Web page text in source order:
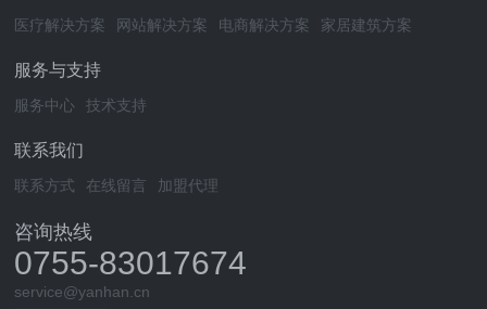
医疗解决方案 网站解决方案 电商解决方案 家居建筑方案
服务与支持
服务中心 技术支持
联系我们
联系方式 在线留言 加盟代理
咨询热线
0755-83017674
service@yanhan.cn